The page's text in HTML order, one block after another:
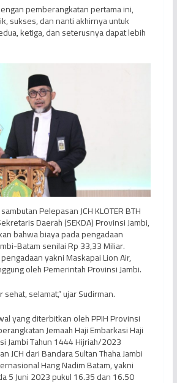
pemberangkatan pertama ini,
sukses, dan nanti akhirnya untuk
ketiga, dan seterusnya dapat lebih
Pelepasan JCH KLOTER BTH
Daerah (SEKDA) Provinsi Jambi,
bahwa biaya pada pengadaan
Batam senilai Rp 33,33 Miliar.
yakni Maskapai Lion Air,
oleh Pemerintah Provinsi Jambi.
selamat,” ujar Sudirman.
yang diterbitkan oleh PPIH Provinsi
Jemaah Haji Embarkasi Haji
Jambi Tahun 1444 Hijriah/2023
JCH dari Bandara Sultan Thaha Jambi
Hang Nadim Batam, yakni
5 Juni 2023 pukul 16.35 dan 16.50